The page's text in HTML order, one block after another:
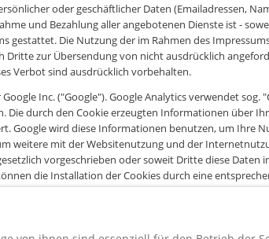
oder geschäftlicher Daten (Emailadressen,
und Bezahlung aller angebotenen Dienste ist -
gestattet. Die Nutzung der im Rahmen des
Dritte zur Übersendung von nicht ausdrücklich
Verbot sind ausdrücklich vorbehalten.
Inc. ("Google"). Google Analytics verwendet
Die durch den Cookie erzeugten Informationen über
Google wird diese Informationen benutzen, um Ihre
weitere mit der Websitenutzung und der
vorgeschrieben oder soweit Dritte diese Daten
die Installation der Cookies durch eine
Funktionen dieser Website vollumfänglich nutzen
Art und Weise und zu dem zuvor
welche Daten zu aufgerufenen Websites von Google